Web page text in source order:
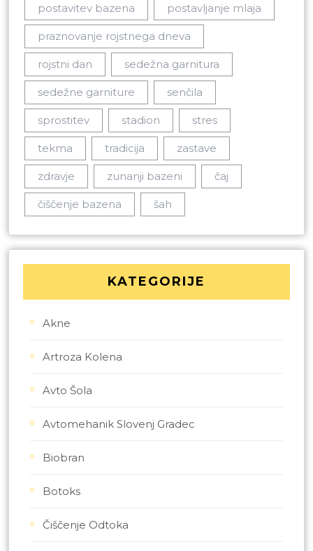
postavitev bazena postavljanje mlaja
praznovanje rojstnega dneva
rojstni dan sedežna garnitura
sedežne garniture senčila
sprostitev stadion stres
tekma tradicija zastave
zdravje zunanji bazeni čaj
čiščenje bazena šah
KATEGORIJE
Akne
Artroza Kolena
Avto Šola
Avtomehanik Slovenj Gradec
Biobran
Botoks
Čiščenje Odtoka